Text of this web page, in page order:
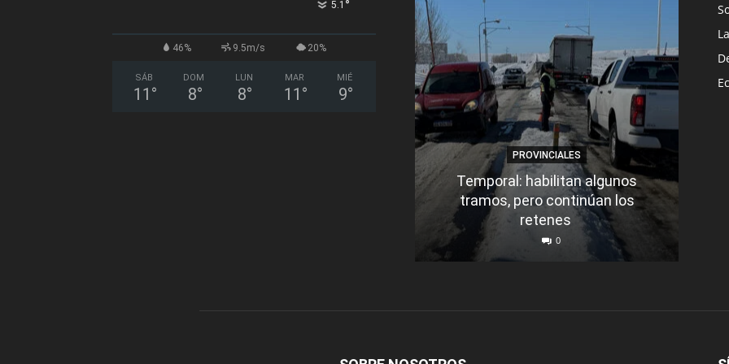
5.1 °
46% 9.5m/s 20%
SÁB
11 °
DOM
8°
LUN
8°
MAR
11 °
MIÉ
9°
PROVINCIALES
Temporal: habilitan algunos
tramos, pero continúan los
retenes
0